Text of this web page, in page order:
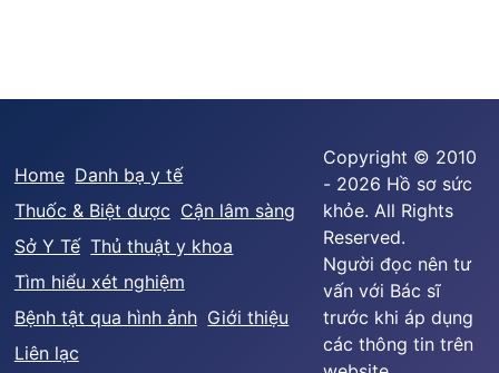
Home Danh bạ y tế
Thuốc & Biệt dược Cận lâm sàng
Sở Y Tế Thủ thuật y khoa
Tìm hiểu xét nghiệm
Bệnh tật qua hình ảnh Giới thiệu
Liên lạc
Copyright © 2010
- 2026 Hồ sơ sức
khỏe. All Rights
Reserved.
Người đọc nên tư
vấn với Bác sĩ
trước khi áp dụng
các thông tin trên